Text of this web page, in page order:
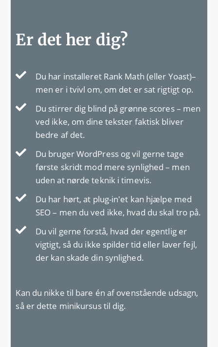
Er det her dig?
Du har installeret Rank Math (eller Yoast)–
men er i tvivl om, om det er sat rigtigt op.
Du stirrer dig blind på grønne scores – men
ved ikke, om dine tekster faktisk bliver
bedre af det.
Du bruger WordPress og vil gerne tage
første skridt mod mere synlighed – men
uden at nørde teknik i timevis.
Du har hørt, at plug-in'et kan hjælpe med
SEO – men du ved ikke, hvad du skal tro på.
Du vil gerne forstå, hvad der egentlig er
vigtigt, så du ikke spilder tid eller laver fejl,
der kan skade din synlighed.
Kan du nikke til bare én af ovenstående udsagn,
så er dette minikursus til dig.